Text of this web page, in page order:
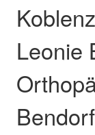
Leonie